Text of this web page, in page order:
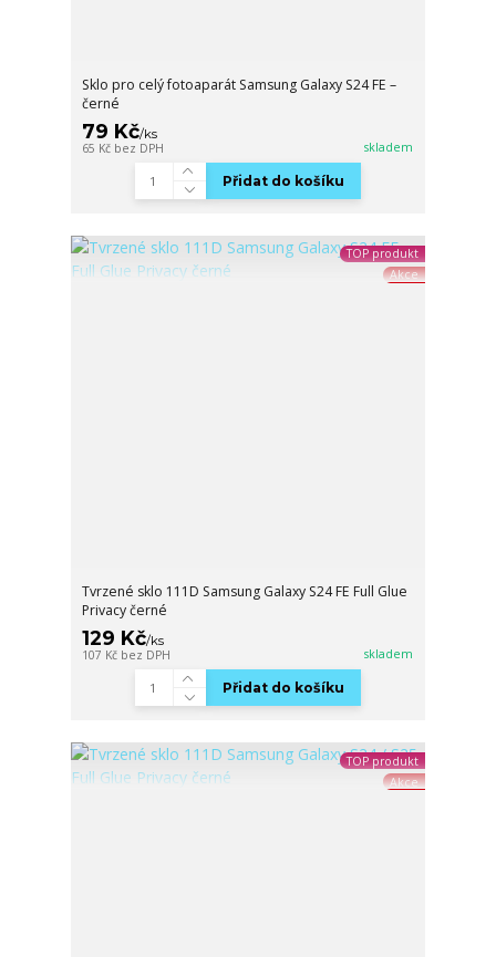
Sklo pro celý fotoaparát Samsung Galaxy S24 FE –
černé
79 Kč/ks
65 Kč bez DPH skladem
Přidat do košíku
TOP produkt
Akce
Tvrzené sklo 111D Samsung Galaxy S24 FE Full Glue
Privacy černé
129 Kč/ks
107 Kč bez DPH skladem
Přidat do košíku
TOP produkt
Akce